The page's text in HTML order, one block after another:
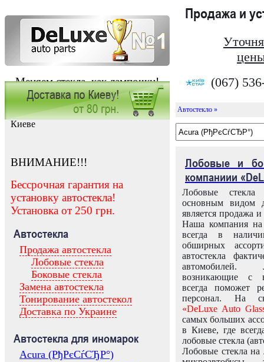
Меняем стекла, как лампочки!
Продажа и
(067)
Заказать установку автостекла в
Киеве
ВНИМАНИЕ!!!
Бессрочная гарантия на
установку автостекла!
Установка от 250 грн.
Автостекла
Продажа автостекла
Лобовые стекла
Боковые стекла
Замена автостекла
Тонирование автостекол
Доставка по Украине
Автостекла для иномарок
Acura (РђРєСѓСЂР°)
Автостекло »
Лобовые и
компаниии
Лобовые
основным видом
является продажа и
Наша компания на
всегда в
обширных
автостекла
возникающие с
всегда поможет
персонал. На
«DeLuxe Auto
самых больших
в Киеве, где
лобовые стекла
Лобовые стекла на